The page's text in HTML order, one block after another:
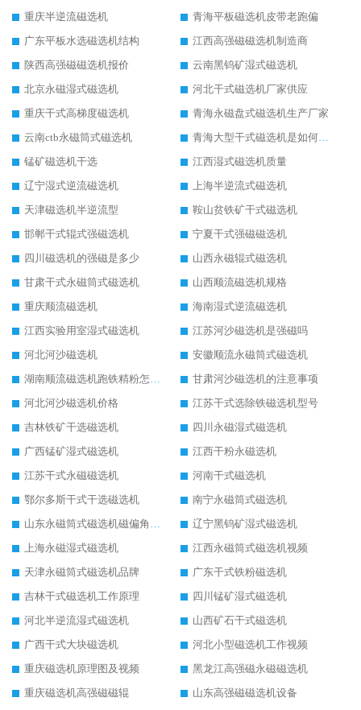
重庆半逆流磁选机
青海平板磁选机皮带老跑偏
广东平板水选磁选机结构
江西高强磁磁选机制造商
陕西高强磁磁选机报价
云南黑钨矿湿式磁选机
北京永磁湿式磁选机
河北干式磁选机厂家供应
重庆干式高梯度磁选机
青海永磁盘式磁选机生产厂家
云南ctb永磁筒式磁选机
青海大型干式磁选机是如何选矿的
锰矿磁选机干选
江西湿式磁选机质量
辽宁湿式逆流磁选机
上海半逆流式磁选机
天津磁选机半逆流型
鞍山贫铁矿干式磁选机
邯郸干式辊式强磁选机
宁夏干式强磁磁选机
四川磁选机的强磁是多少
山西永磁辊式磁选机
甘肃干式永磁筒式磁选机
山西顺流磁选机规格
重庆顺流磁选机
海南湿式逆流磁选机
江西实验用室湿式磁选机
江苏河沙磁选机是强磁吗
河北河沙磁选机
安徽顺流永磁筒式磁选机
湖南顺流磁选机跑铁精粉怎么处理
甘肃河沙磁选机的注意事项
河北河沙磁选机价格
江苏干式选除铁磁选机型号
吉林铁矿干选磁选机
四川永磁湿式磁选机
广西锰矿湿式磁选机
江西干粉永磁选机
江苏干式永磁磁选机
河南干式磁选机
鄂尔多斯干式干选磁选机
南宁永磁筒式磁选机
山东永磁筒式磁选机磁偏角怎么调整
辽宁黑钨矿湿式磁选机
上海永磁湿式磁选机
江西永磁筒式磁选机视频
天津永磁筒式磁选机品牌
广东干式铁粉磁选机
吉林干式磁选机工作原理
四川锰矿湿式磁选机
河北半逆流湿式磁选机
山西矿石干式磁选机
广西干式大块磁选机
河北小型磁选机工作视频
重庆磁选机原理图及视频
黑龙江高强磁永磁磁选机
重庆磁选机高强磁磁辊
山东高强磁磁选机设备